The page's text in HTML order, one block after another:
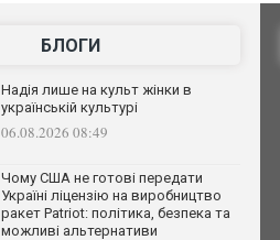
БЛОГИ
Надія лише на культ жінки в
українській культурі
06.08.2026 08:49
Чому США не готові передати
Україні ліцензію на виробництво
ракет Patriot: політика, безпека та
можливі альтернативи